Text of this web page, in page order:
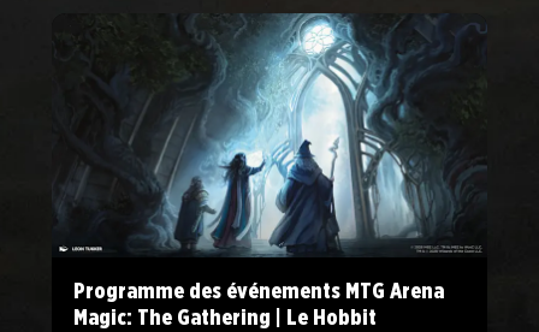
Programme des événements MTG Arena
Magic: The Gathering | Le Hobbit